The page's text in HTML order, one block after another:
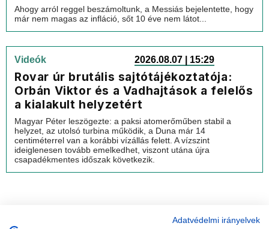
Ahogy arról reggel beszámoltunk, a Messiás bejelentette, hogy
már nem magas az infláció, sőt 10 éve nem látot...
Videók 2026.08.07 | 15:29
Rovar úr brutális sajtótájékoztatója:
Orbán Viktor és a Vadhajtások a felelős
a kialakult helyzetért
Magyar Péter leszögezte: a paksi atomerőműben stabil a
helyzet, az utolsó turbina működik, a Duna már 14
centiméterrel van a korábbi vízállás felett. A vízszint
ideiglenesen tovább emelkedhet, viszont utána újra
csapadékmentes időszak következik.
Adatvédelmi irányelvek